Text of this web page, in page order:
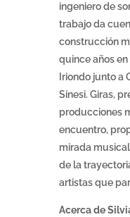
ingeniero de
trabajo da
construcción
quince años
Iriondo junto a
Sinesi. Giras,
producciones
encuentro,
mirada
de la
artistas que
Acerca de